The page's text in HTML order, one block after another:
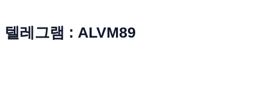
텔레그램 : ALVM89